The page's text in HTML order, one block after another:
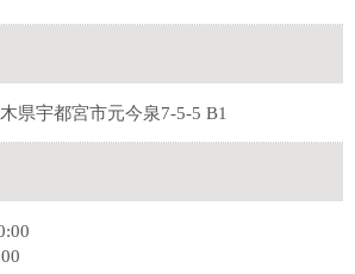
県宇都宮市元今泉7-5-5 B1